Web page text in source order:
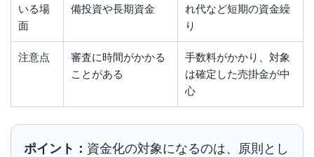
いる場
面
備投資や長期資金
れ代など短期の資金繰
り
注意点
審査に時間がかかる
ことがある
手数料がかかり、対象
は確定した売掛金が中
心
ポイント： 資金化の対象になるのは、原則とし